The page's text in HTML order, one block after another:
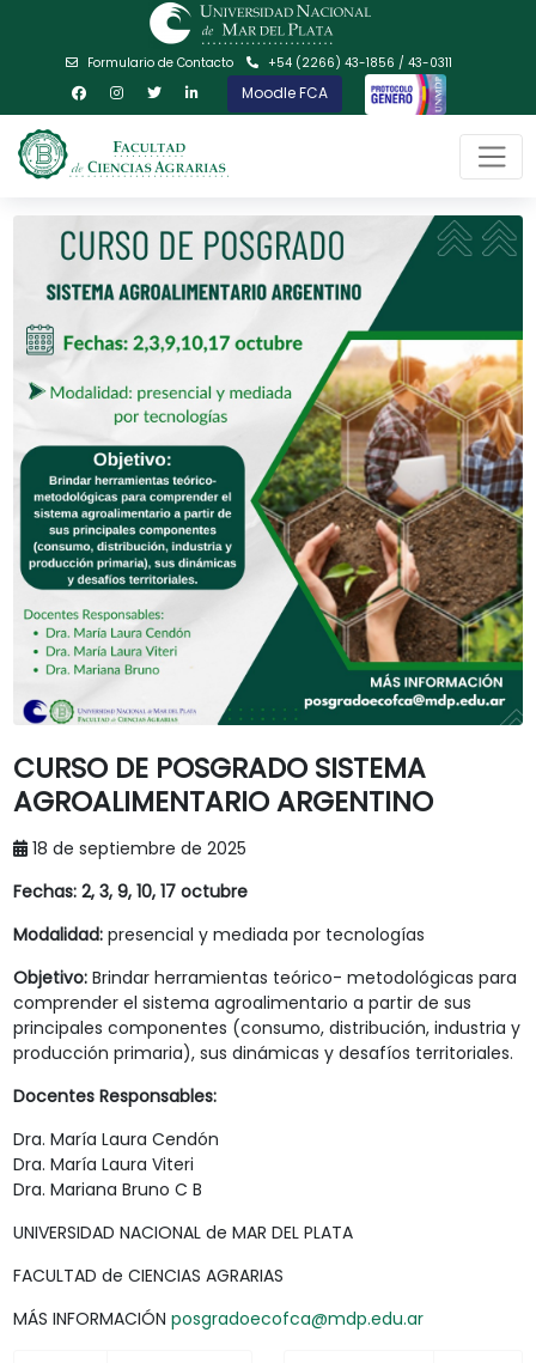
Formulario de Contacto +54 (2266) 43-1856 / 43-0311
Moodle FCA
CURSO DE POSGRADO SISTEMA
AGROALIMENTARIO ARGENTINO
18 de septiembre de 2025
Fechas: 2, 3, 9, 10, 17 octubre
Modalidad:presencial y mediada por tecnologías
Objetivo:Brindar herramientas teórico- metodológicas para
comprender el sistema agroalimentario a partir de sus
principales componentes (consumo, distribución, industria y
producción primaria), sus dinámicas y desafíos territoriales.
Docentes Responsables:
Dra. María Laura Cendón
Dra. María Laura Viteri
Dra. Mariana Bruno C B
UNIVERSIDAD NACIONAL de MAR DEL PLATA
FACULTAD de CIENCIAS AGRARIAS
MÁS INFORMACIÓNposgradoecofca@mdp.edu.ar